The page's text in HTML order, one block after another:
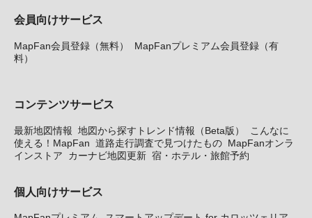
会員向けサービス
MapFan会員登録（無料）
MapFanプレミアム会員登録（有
料）
コンテンツサービス
最新地図情報 地図から探すトレンド情報（Beta版）
こんなに
使える！MapFan 道路走行調査で見つけたもの MapFanオンラ
インストア
カーナビ地図更新 宿・ホテル・旅館予約
個人向けサービス